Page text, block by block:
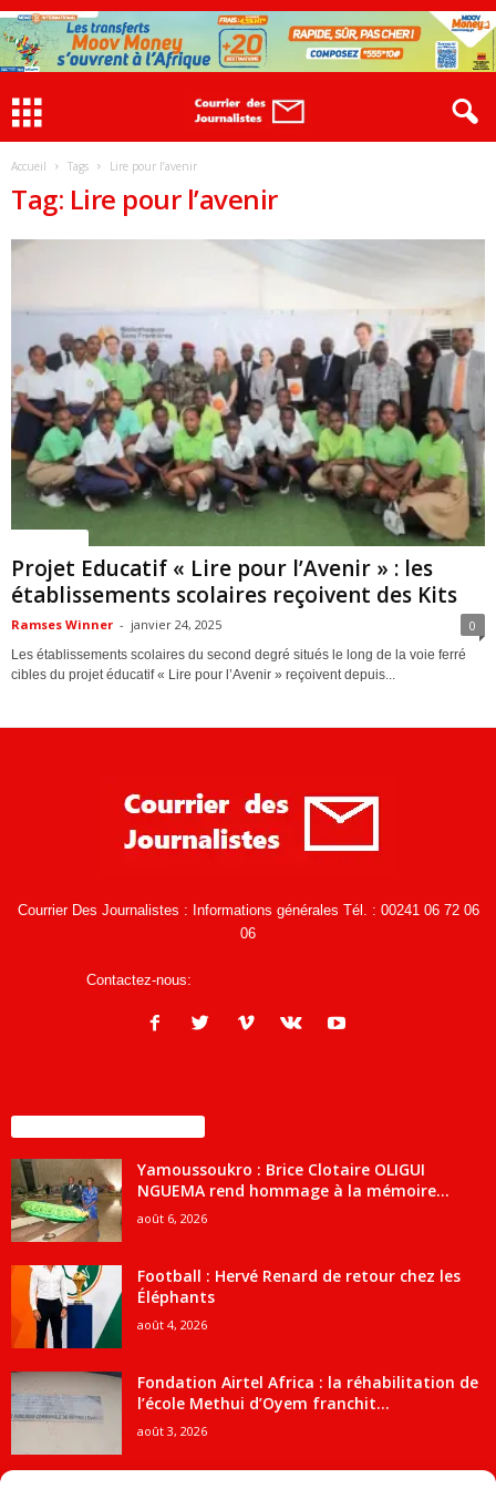
Accueil Tags Lire pour l’avenir
Tag: Lire pour l’avenir
Projet Educatif « Lire pour l’Avenir » : les
établissements scolaires reçoivent des Kits
Ramses Winner - janvier 24, 2025 0
Les établissements scolaires du second degré situés le long de la voie ferré
cibles du projet éducatif « Lire pour l’Avenir » reçoivent depuis...
Courrier Des Journalistes : Informations générales Tél. : 00241 06 72 06
06
Contactez-nous:
Yamoussoukro : Brice Clotaire OLIGUI
NGUEMA rend hommage à la mémoire...
août 6, 2026
Football : Hervé Renard de retour chez les
Éléphants
août 4, 2026
Fondation Airtel Africa : la réhabilitation de
l’école Methui d’Oyem franchit...
août 3, 2026